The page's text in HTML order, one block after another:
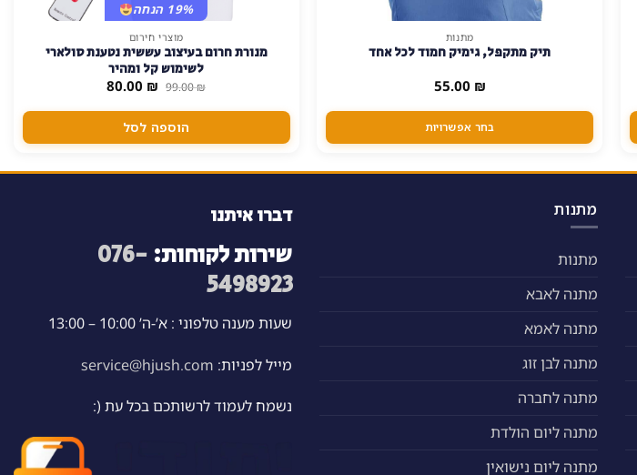
מתנות
תיק מתקפל, גימיק חמוד לכל אחד
55.00 ₪
בחר אפשרויות
ניתן
האפשרויות
בעמוד
19% הנחה
מוצרי חירום
מנורת חרום בעיצוב עששית נטענת סולארי
לשימוש קל ומהיר
99.00₪ המחיר
היה:
99.00 ₪.
80.00 ₪ המחיר
הוא:
הוספה לסל
מתנות
מתנות
מתנה לאבא
מתנה לאמא
מתנה לבן זוג
מתנה לחברה
מתנה ליום הולדת
מתנה ליום נישואין
דברו איתנו
שירות לקוחות: 076-
5498923
שעות מענה טלפוני : א’-ה’ 10:00 – 13:00
מייל לפניות: service@hjush.com
נשמח לעמוד לרשותכם בכל עת (: